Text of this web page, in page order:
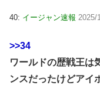
40: イージャン速報 2025/
>>34
ワールドの歴戦王は
ンスだったけどアイ